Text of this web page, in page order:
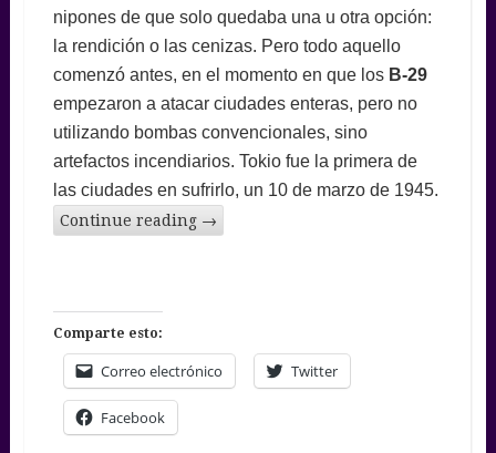
nipones de que solo quedaba una u otra opción:
la rendición o las cenizas. Pero todo aquello
comenzó antes, en el momento en que los B-29
empezaron a atacar ciudades enteras, pero no
utilizando bombas convencionales, sino
artefactos incendiarios. Tokio fue la primera de
las ciudades en sufrirlo, un 10 de marzo de 1945.
Continue reading →
Comparte esto:
Correo electrónico Twitter
Facebook